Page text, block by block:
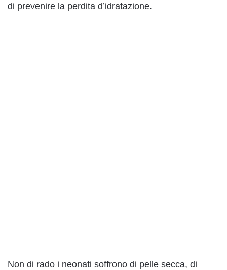
di prevenire la perdita d’idratazione.
Non di rado i neonati soffrono di pelle secca, di